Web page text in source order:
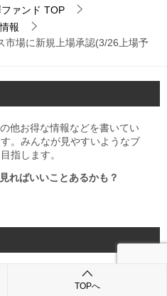
ァンド TOP
報
市場に新規上場承認(3/26上場予
他お得な情報などを書いてい
。みんなが見やすいようなブ
指します。
ればいいことあるかも？
TOPへ